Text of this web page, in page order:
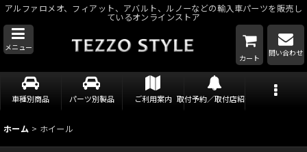
アルファロメオ、フィアット、アバルト、ルノーなどの輸入車パーツを販売し
ているオンラインストア
メニュー
カート
問い合わせ
車種別商品 パーツ別製品 ご利用案内 取付予約／取付店紹介
ホーム > ホイール